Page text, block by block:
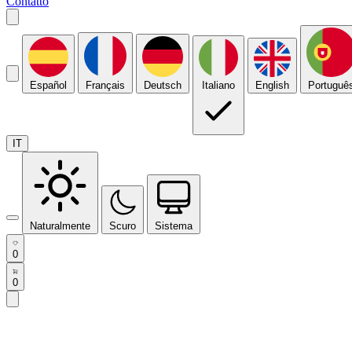
Español Français Deutsch Italiano English
IT
Naturalmente Scuro Sistema
0
0